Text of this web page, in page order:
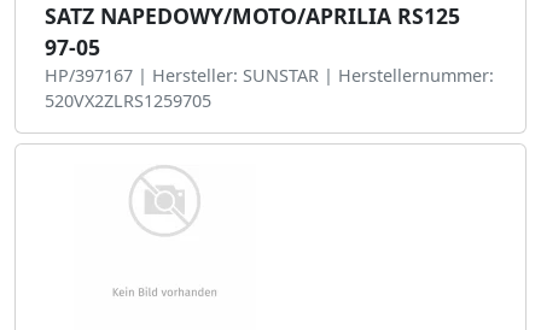
SATZ NAPEDOWY/MOTO/APRILIA RS125
97-05
HP/397167 | Hersteller: SUNSTAR | Herstellernummer:
520VX2ZLRS1259705